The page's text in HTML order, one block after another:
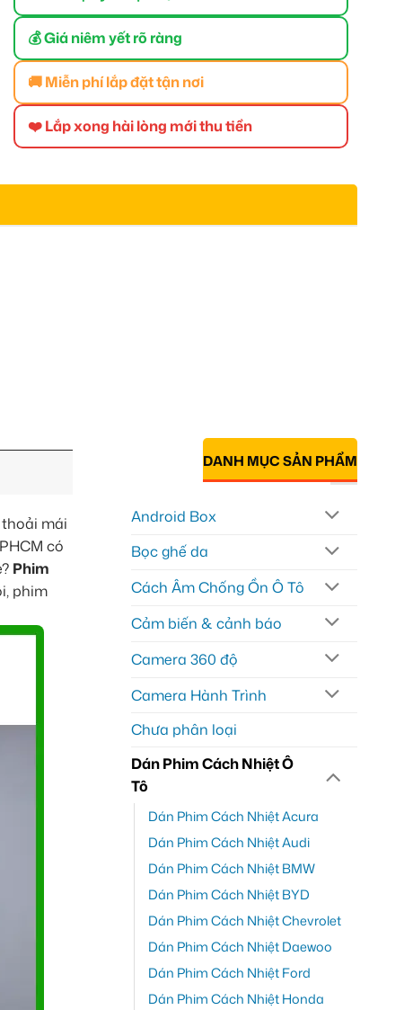
💰 Giá niêm yết rõ ràng
🚚 Miễn phí lắp đặt tận nơi
❤️ Lắp xong hài lòng mới thu tiền
mái
có
Phim
phim
DANH MỤC SẢN PHẨM
Android Box
Bọc ghế da
Cách Âm Chống Ồn Ô Tô
Cảm biến & cảnh báo
Camera 360 độ
Camera Hành Trình
Chưa phân loại
Dán Phim Cách Nhiệt Ô
Tô
Dán Phim Cách Nhiệt Acura
Dán Phim Cách Nhiệt Audi
Dán Phim Cách Nhiệt BMW
Dán Phim Cách Nhiệt BYD
Dán Phim Cách Nhiệt Chevrolet
Dán Phim Cách Nhiệt Daewoo
Dán Phim Cách Nhiệt Ford
Dán Phim Cách Nhiệt Honda